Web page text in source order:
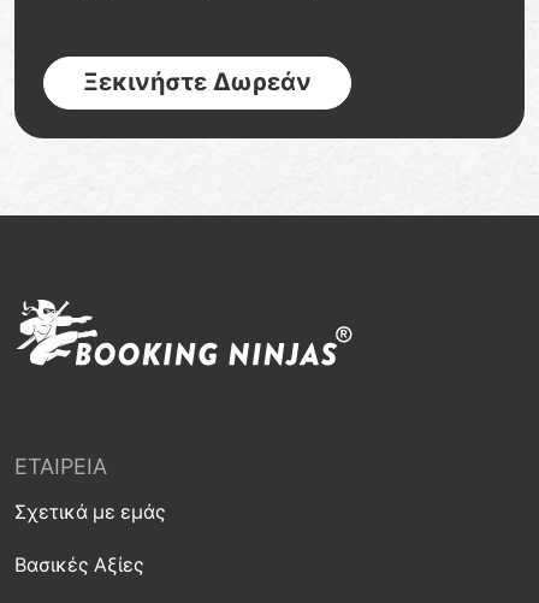
Ξεκινήστε Δωρεάν
ΕΤΑΙΡΕΊΑ
Σχετικά με εμάς
Βασικές Αξίες